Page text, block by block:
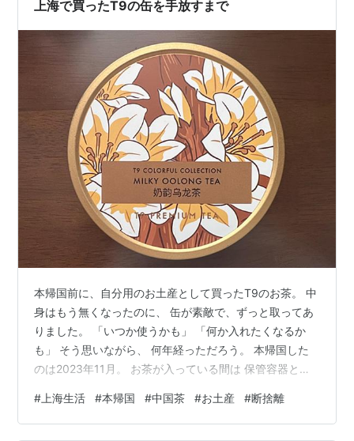
上海で買ったT9の缶を手放すまで
本帰国前に、自分用のお土産として買ったT9のお茶。 中
身はもう無くなったのに、 缶が素敵で、ずっと取ってあ
りました。 「いつか使うかも」 「何か入れたくなるか
も」 そう思いながら、 何年経っただろう。 本帰国した
のは2023年11月。 お茶が入っている間は 保管容器とし
近い。 見かけるたびに、 「いつか使うかも」 「何か入
れたくなるかも」 「せめて写真を撮ってから」 「いや、
# 上海生活 #本帰国 #中国茶 #お土産 #断捨離